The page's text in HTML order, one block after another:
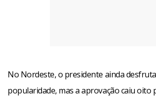
No Nordeste, o presidente ainda
popularidade, mas a aprovação caiu oito